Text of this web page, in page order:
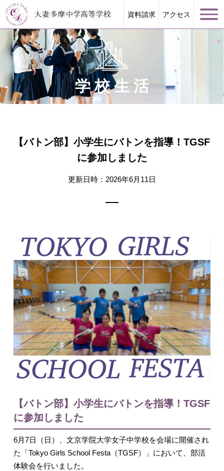
資料請求 アクセス
学校案内
English
学校生活
【バトン部】小学生にバトンを指導！TGSF
に参加しました
更新日時：2026年6月11日
【バトン部】小学生にバトンを指導！TGSF
に参加しました
6月7日（日）、文京学院大学女子中学校を会場に開催され
た「Tokyo Girls School Festa（TGSF）」において、部活
体験会を行いました。